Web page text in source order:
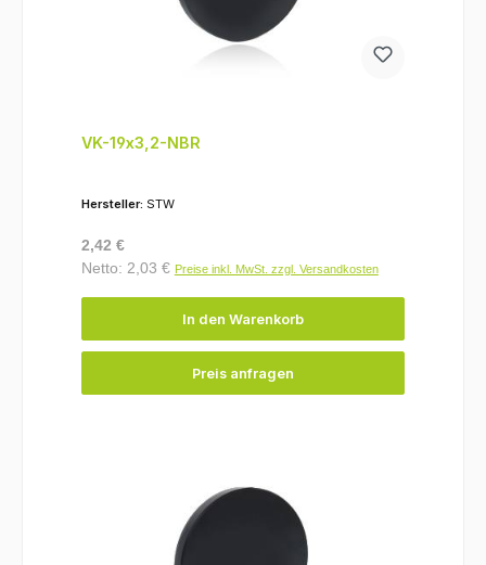
VK-19x3,2-NBR
Hersteller: STW
Regulärer Preis:
2,42 €
Netto: 2,03 € Preise inkl. MwSt. zzgl. Versandkosten
In den Warenkorb
Preis anfragen